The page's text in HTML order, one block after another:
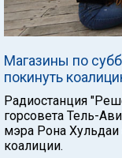
Магазины по
покинуть
Радиостанция
горсовета Тель-
мэра Рона Хульдаи
коалиции.